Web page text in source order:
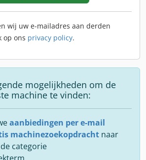
wij uw e-mailadres aan derden
op ons privacy policy.
mogelijkheden om de
machine te vinden:
aanbiedingen per e-mail
machinezoekopdracht naar
categorie